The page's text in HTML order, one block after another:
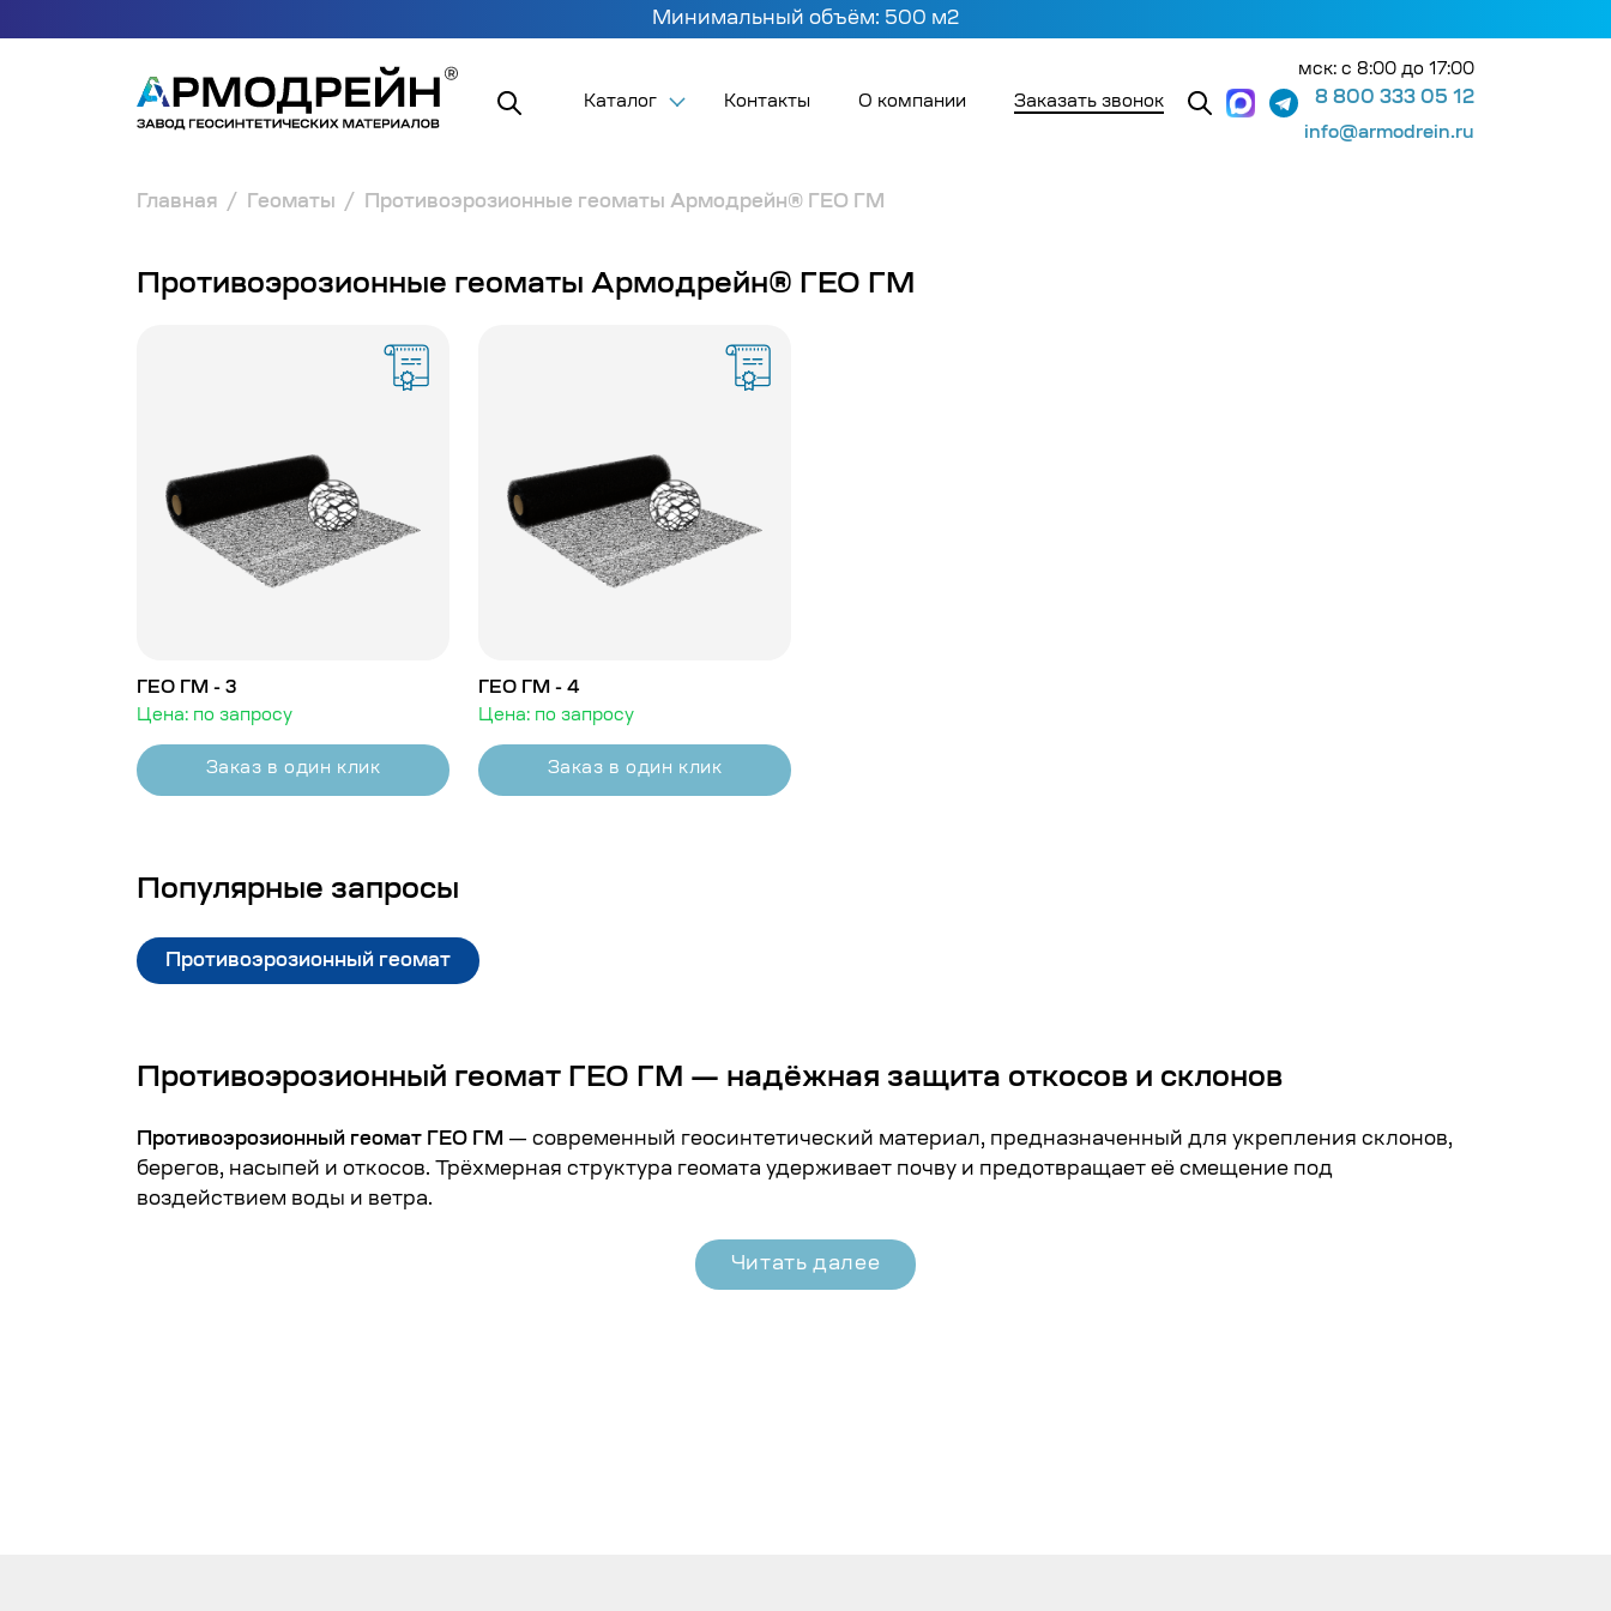
Каталог Контакты О компании Заказать звонок
мск: с 8:00 до 17:00
8 800 333 05 12
info@armodrein.ru
Главная Геоматы Противоэрозионные геоматы Армодрейн® ГЕО ГМ
Противоэрозионные геоматы Армодрейн® ГЕО ГМ
ГЕО ГМ - 3
Цена: по запросу
Заказ в один клик
ГЕО ГМ - 4
Цена: по запросу
Заказ в один клик
Популярные запросы
Противоэрозионный геомат
Противоэрозионный геомат ГЕО ГМ — надёжная защита откосов и склонов
Противоэрозионный геомат ГЕО ГМ — современный геосинтетический материал, предназначенный для укрепления склонов,
берегов, насыпей и откосов. Трёхмерная структура геомата удерживает почву и предотвращает её смещение под
воздействием воды и ветра.
Читать далее
Минимальный объём: 500 м2